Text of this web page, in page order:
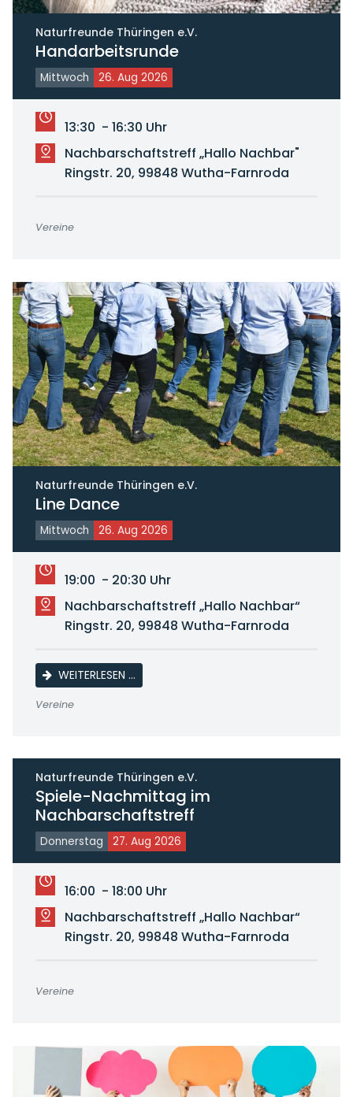
Naturfreunde Thüringen e.V.
Handarbeitsrunde
Mittwoch 26. Aug 2026
13:30 - 16:30 Uhr
Nachbarschaftstreff „Hallo Nachbar"
Ringstr. 20, 99848 Wutha-Farnroda
Vereine
Naturfreunde Thüringen e.V.
Line Dance
Mittwoch 26. Aug 2026
19:00 - 20:30 Uhr
Nachbarschaftstreff „Hallo Nachbar“
Ringstr. 20, 99848 Wutha-Farnroda
WEITERLESEN …LINE DANCE
Vereine
Naturfreunde Thüringen e.V.
Spiele-Nachmittag im
Nachbarschaftstreff
Donnerstag 27. Aug 2026
16:00 - 18:00 Uhr
Nachbarschaftstreff „Hallo Nachbar“
Ringstr. 20, 99848 Wutha-Farnroda
Vereine